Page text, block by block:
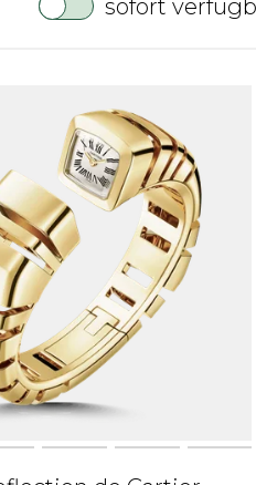
sofort